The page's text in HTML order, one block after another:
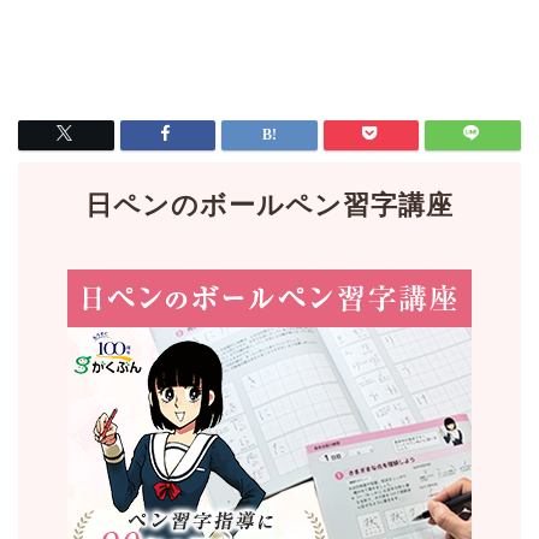
日ペンのボールペン習字講座